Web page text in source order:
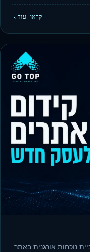
קראו עוד
נוכחות אורגנית באתר